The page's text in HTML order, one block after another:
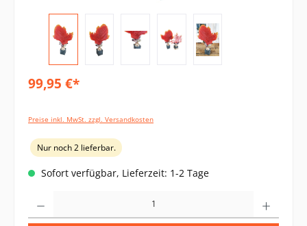
99,95 €*
Preise inkl. MwSt. zzgl. Versandkosten
Nur noch 2 lieferbar.
Sofort verfügbar, Lieferzeit: 1-2 Tage